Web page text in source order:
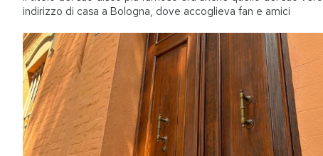
indirizzo di casa a Bologna, dove accoglieva fan e amici